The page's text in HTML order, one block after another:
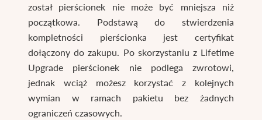
został pierścionek nie może być mniejsza niż
początkowa. Podstawą do stwierdzenia
kompletności pierścionka jest certyfikat
dołączony do zakupu. Po skorzystaniu z Lifetime
Upgrade pierścionek nie podlega zwrotowi,
jednak wciąż możesz korzystać z kolejnych
wymian w ramach pakietu bez żadnych
ograniczeń czasowych.